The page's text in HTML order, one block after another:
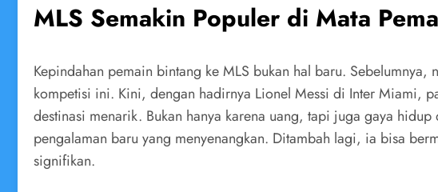
MLS Semakin Populer di Mata
Kepindahan pemain bintang ke MLS bukan hal baru.
kompetisi ini. Kini, dengan hadirnya Lionel Messi di Inter Miami,
destinasi menarik. Bukan hanya karena uang, tapi juga gaya
pengalaman baru yang menyenangkan. Ditambah lagi, ia bisa
signifikan.